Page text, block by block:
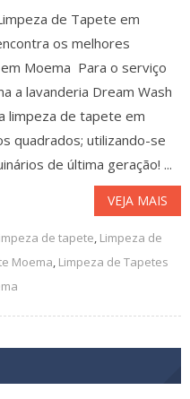
de Tapete em
os melhores
Moema Para o serviço
a lavanderia Dream Wash
limpeza de tapete em
quadrados; utilizando-se
de última geração! ...
VEJA MAIS
de tapete, Limpeza de
Moema, Limpeza de Tapetes